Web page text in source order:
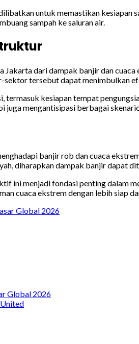
untuk memastikan
sampah ke saluran air.
Jakarta dari dampak banjir dan
tersebut dapat menimbulkan
termasuk kesiapan tempat
juga mengantisipasi berbagai
banjir rob dan cuaca
diharapkan dampak banjir dapat
ini menjadi fondasi penting dalam
cuaca ekstrem dengan lebih siap
Global 2026
Global 2026